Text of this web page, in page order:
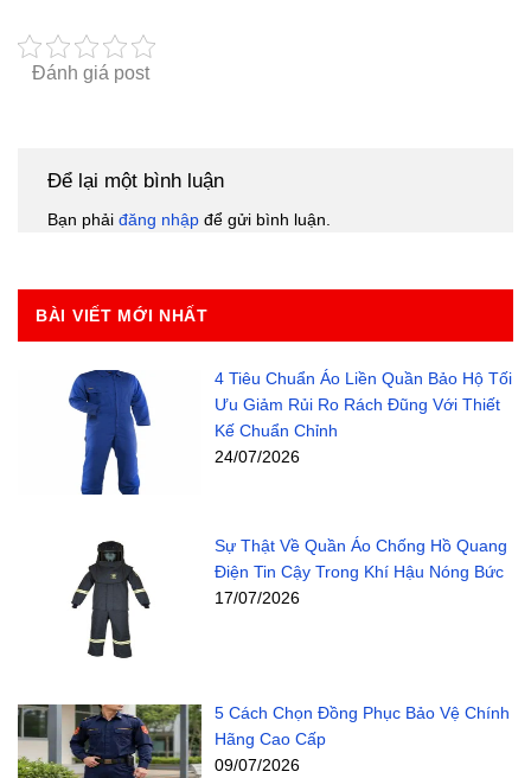
Đánh giá post
Để lại một bình luận
Bạn phải đăng nhập để gửi bình luận.
BÀI VIẾT MỚI NHẤT
4 Tiêu Chuẩn Áo Liền Quần Bảo Hộ Tối
Ưu Giảm Rủi Ro Rách Đũng Với Thiết
Kế Chuẩn Chỉnh
24/07/2026
Sự Thật Về Quần Áo Chống Hồ Quang
Điện Tin Cậy Trong Khí Hậu Nóng Bức
17/07/2026
5 Cách Chọn Đồng Phục Bảo Vệ Chính
Hãng Cao Cấp
09/07/2026